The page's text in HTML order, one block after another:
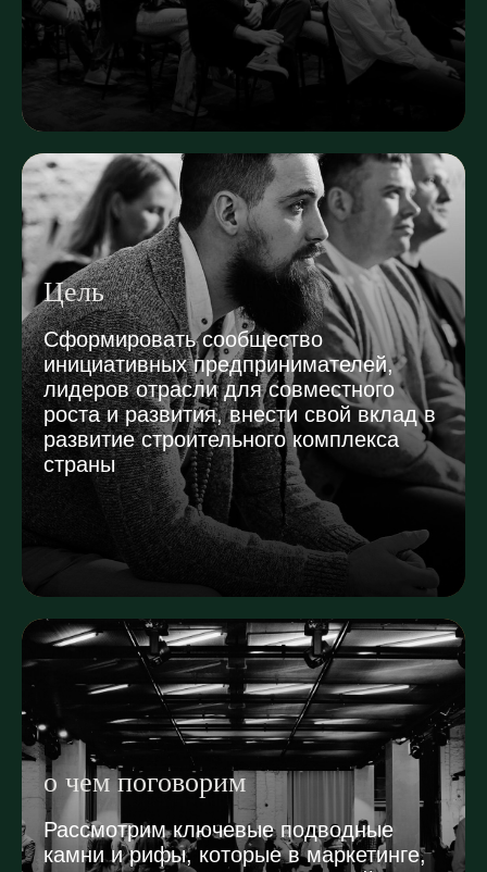
Цель
Сформировать сообщество
инициативных предпринимателей,
лидеров отрасли для совместного
роста и развития, внести свой вклад в
развитие строительного комплекса
страны
о чем поговорим
Рассмотрим ключевые подводные
камни и рифы, которые в маркетинге,